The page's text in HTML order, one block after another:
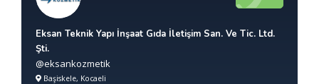
Eksan Teknik Yapı İnşaat Gıda İletişim San. Ve Tic. Ltd.
Şti.
@eksankozmetik
Başiskele, Kocaeli